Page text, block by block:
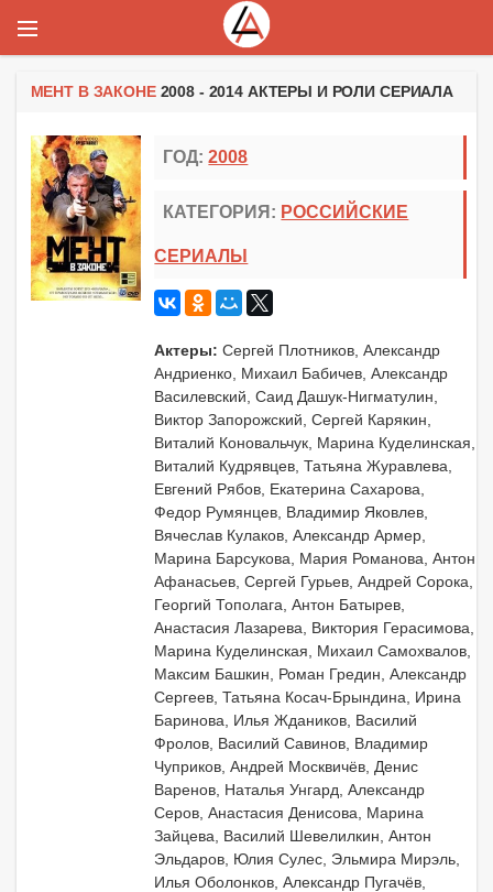
МЕНТ В ЗАКОНЕ2008 - 2014 АКТЕРЫ И РОЛИ СЕРИАЛА
ГОД:2008
КАТЕГОРИЯ: РОССИЙСКИЕ
СЕРИАЛЫ
Актеры:Сергей Плотников, Александр
Андриенко, Михаил Бабичев, Александр
Василевский, Саид Дашук-Нигматулин,
Виктор Запорожский, Сергей Карякин,
Виталий Коновальчук, Марина Куделинская,
Виталий Кудрявцев, Татьяна Журавлева,
Евгений Рябов, Екатерина Сахарова,
Федор Румянцев, Владимир Яковлев,
Вячеслав Кулаков, Александр Армер,
Марина Барсукова, Мария Романова, Антон
Афанасьев, Сергей Гурьев, Андрей Сорока,
Георгий Тополага, Антон Батырев,
Анастасия Лазарева, Виктория Герасимова,
Марина Куделинская, Михаил Самохвалов,
Максим Башкин, Роман Гредин, Александр
Сергеев, Татьяна Косач-Брындина, Ирина
Баринова, Илья Ждаников, Василий
Фролов, Василий Савинов, Владимир
Чуприков, Андрей Москвичёв, Денис
Варенов, Наталья Унгард, Александр
Серов, Анастасия Денисова, Марина
Зайцева, Василий Шевелилкин, Антон
Эльдаров, Юлия Сулес, Эльмира Мирэль,
Илья Оболонков, Александр Пугачёв,